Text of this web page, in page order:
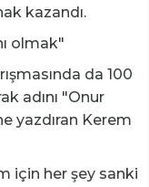
kazandı.
olmak"
da 100
adını "Onur
yazdıran Kerem
için her şey sanki